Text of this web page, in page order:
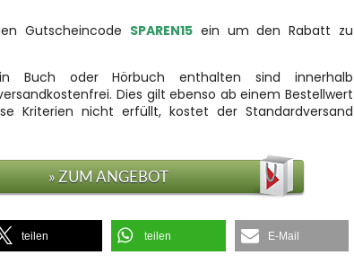
Gutscheincode SPAREN15 ein um den Rabatt zu
Buch oder Hörbuch enthalten sind innerhalb
Dies gilt ebenso ab einem Bestellwert
Kriterien nicht erfüllt, kostet der Standardversand
» ZUM ANGEBOT
teilen teilen E-Mail